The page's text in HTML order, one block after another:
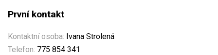
První kontakt
Kontaktní osoba: Ivana Strolená
Telefon: 775 854 341